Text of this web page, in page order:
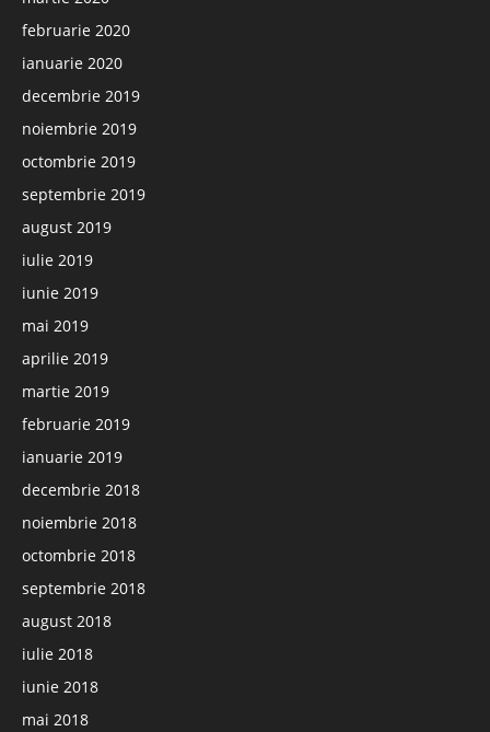
februarie 2020
ianuarie 2020
decembrie 2019
noiembrie 2019
octombrie 2019
septembrie 2019
august 2019
iulie 2019
iunie 2019
mai 2019
aprilie 2019
martie 2019
februarie 2019
ianuarie 2019
decembrie 2018
noiembrie 2018
octombrie 2018
septembrie 2018
august 2018
iulie 2018
iunie 2018
mai 2018